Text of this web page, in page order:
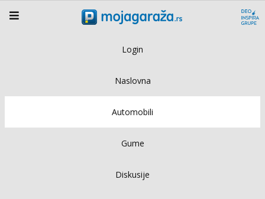
Login
Naslovna
Automobili
Gume
Diskusije